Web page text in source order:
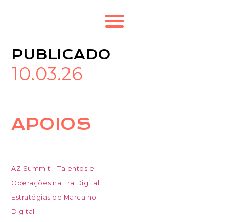
PUBLICADO
10.03.26
APOIOS
AZ Summit – Talentos e
Operações na Era Digital
Estratégias de Marca no
Digital